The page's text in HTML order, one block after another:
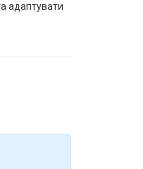
адаптувати